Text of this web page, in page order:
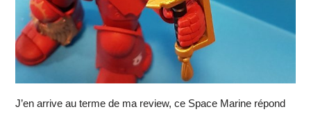
J’en arrive au terme de ma review, ce Space Marine répond